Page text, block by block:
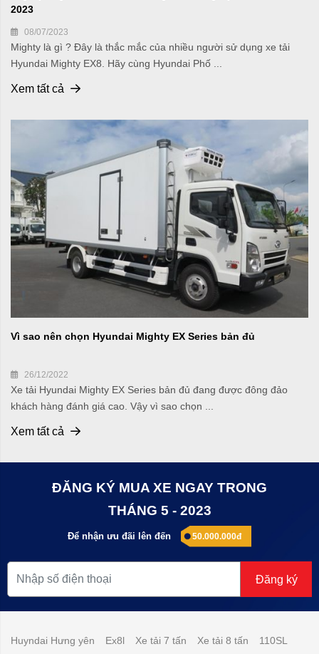
2023
08/07/2023
Mighty là gì ? Đây là thắc mắc của nhiều người sử dụng xe tải
Hyundai Mighty EX8. Hãy cùng Hyundai Phố ...
Xem tất cả
Vì sao nên chọn Hyundai Mighty EX Series bản đủ
26/12/2022
Xe tải Hyundai Mighty EX Series bản đủ đang được đông đảo
khách hàng đánh giá cao. Vậy vì sao chọn ...
Xem tất cả
ĐĂNG KÝ MUA XE NGAY TRONG
THÁNG 5 - 2023
Để nhận ưu đãi lên đến 50.000.000đ
Đăng ký
Huyndai Hưng yên Ex8l Xe tải 7 tấn Xe tải 8 tấn
110SL